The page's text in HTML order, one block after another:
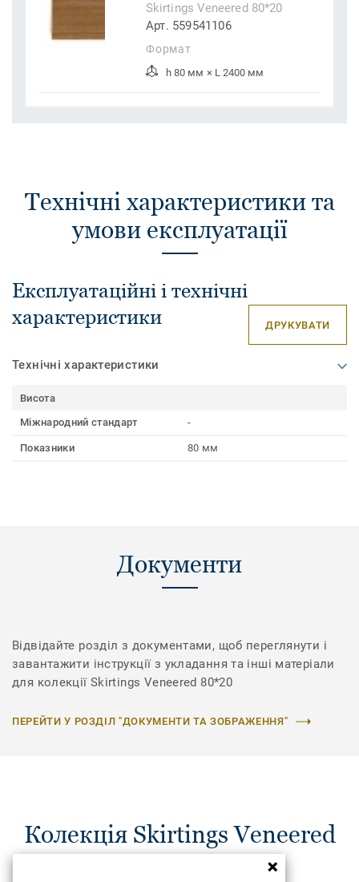
Skirtings Veneered 80*20
Арт. 559541106
Формат
h 80 мм × L 2400 мм
Технічні характеристики та
умови експлуатації
Експлуатаційні і технічні
характеристики
ДРУКУВАТИ
Технічні характеристики
Висота
Міжнародний стандарт
-
Показники 80 мм
Документи
Відвідайте розділ з документами, щоб переглянути і
завантажити інструкції з укладання та інші матеріали
для колекції Skirtings Veneered 80*20
ПЕРЕЙТИ У РОЗДІЛ "ДОКУМЕНТИ ТА ЗОБРАЖЕННЯ"
Колекція Skirtings Veneered
80*20